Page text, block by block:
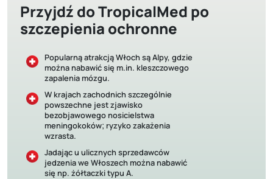
Przyjdź do TropicalMed po
szczepienia ochronne
Popularną atrakcją Włoch są Alpy, gdzie
można nabawić się m.in. kleszczowego
zapalenia mózgu.
W krajach zachodnich szczególnie
powszechne jest zjawisko
bezobjawowego nosicielstwa
meningokoków; ryzyko zakażenia
wzrasta.
Jadając u ulicznych sprzedawców
jedzenia we Włoszech można nabawić
się np. żółtaczki typu A.